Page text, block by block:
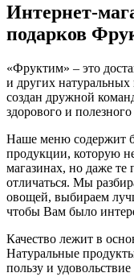
Интернет-
подарков
«Фруктим» – это
и других натуральных
создан дружной
здорового и
Наше меню содержит
продукции, которую
магазинах, но даже те
отличаться. Мы
овощей, выбираем
чтобы Вам было
Качество лежит в
Натуральные
пользу и